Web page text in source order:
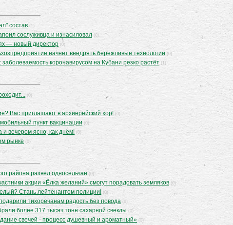
состав (1)
сослуживца и изнасиловал (0)
— новый директор (0)
начнет внедрять бережливые технологии (0)
коронавирусом на Кубани резко растёт (1)
(0)
Вас приглашают в архиерейский хор! (0)
пункт вакцинации (0)
и вечером ясно, как днём! (0)
рынке (0)
района развёл односельчан (0)
акции «Ёлка желаний» смогут порадовать земляков (0)
Стань лейтенантом полиции! (0)
тихоречанам радость без повода (0)
более 317 тысяч тонн сахарной свеклы (0)
свечей - процесс душевный и ароматный» (0)